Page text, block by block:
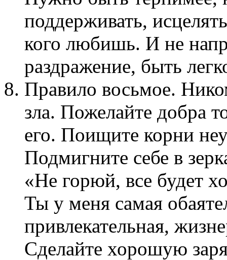
поддерживать,
кого любишь. И не
раздражение, быть
Правило восьмое.
зла. Пожелайте добра
его. Поищите корни
Подмигните себе в
«Не горюй, все будет
Ты у меня самая
привлекательная,
Сделайте хорошую